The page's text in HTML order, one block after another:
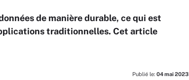
de manière durable, ce qui est
traditionnelles. Cet article
Publié le: 04 mai 2023